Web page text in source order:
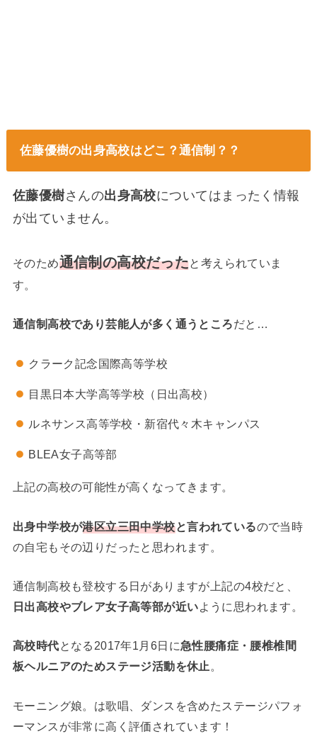
佐藤優樹の出身高校はどこ？通信制？？
佐藤優樹さんの出身高校についてはまったく情報
が出ていません。
そのため通信制の高校だった と考えられていま
す。
通信制高校であり芸能人が多く通うところだと…
クラーク記念国際高等学校
目黒日本大学高等学校（日出高校）
ルネサンス高等学校・新宿代々木キャンパス
BLEA女子高等部
上記の高校の可能性が高くなってきます。
出身中学校が港区立三田中学校と言われているので当時
の自宅もその辺りだったと思われます。
通信制高校も登校する日がありますが上記の4校だと、
日出高校やブレア女子高等部が近いように思われます。
高校時代となる2017年1月6日に急性腰痛症・腰椎椎間
板ヘルニアのためステージ活動を休止 。
モーニング娘。は歌唱、ダンスを含めたステージパフォ
ーマンスが非常に高く評価されています！